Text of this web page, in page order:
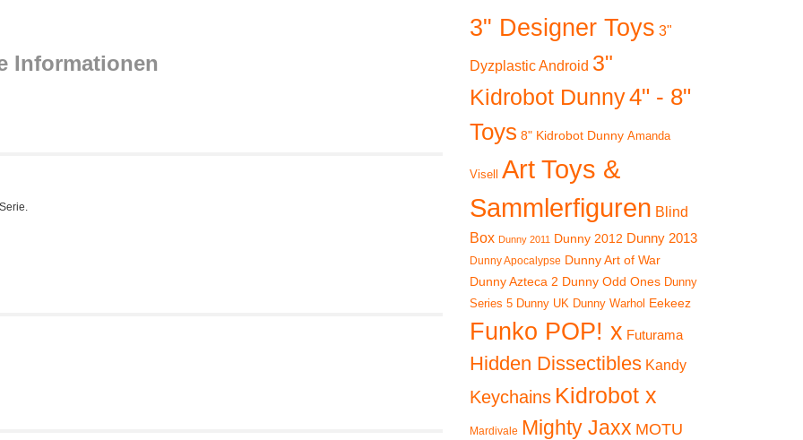
Informationen
3" Designer Toys 3"
Dyzplastic Android 3"
Kidrobot Dunny4" - 8"
Toys 8" Kidrobot Dunny Amanda
Visell
Art Toys &
Sammlerfiguren Blind
Box Dunny 2011 Dunny 2012 Dunny 2013
Dunny Apocalypse Dunny Art of War
Dunny Azteca 2 Dunny Odd Ones Dunny
Series 5 Dunny UK Dunny Warhol Eekeez
Funko POP! x Futurama
Hidden Dissectibles Kandy
Keychains Kidrobot x
Mardivale Mighty Jaxx MOTU